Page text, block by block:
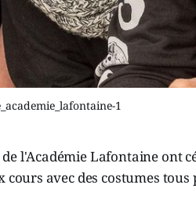
1
l'Académie Lafontaine ont
avec des costumes tous